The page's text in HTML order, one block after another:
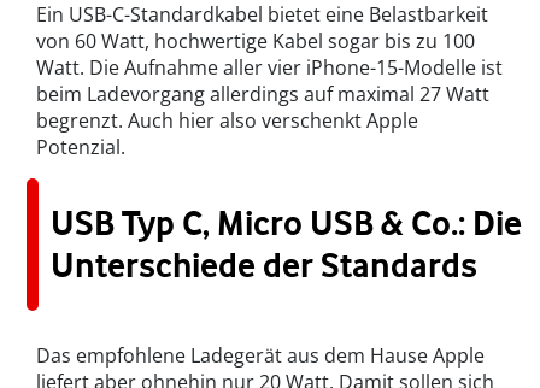
Ein USB-C-Standardkabel bietet eine Belastbarkeit
von 60 Watt, hochwertige Kabel sogar bis zu 100
Watt. Die Aufnahme aller vier iPhone-15-Modelle ist
beim Ladevorgang allerdings auf maximal 27 Watt
begrenzt. Auch hier also verschenkt Apple
Potenzial.
USB Typ C, Micro USB & Co.: Die
Unterschiede der Standards
Das empfohlene Ladegerät aus dem Hause Apple
liefert aber ohnehin nur 20 Watt. Damit sollen sich